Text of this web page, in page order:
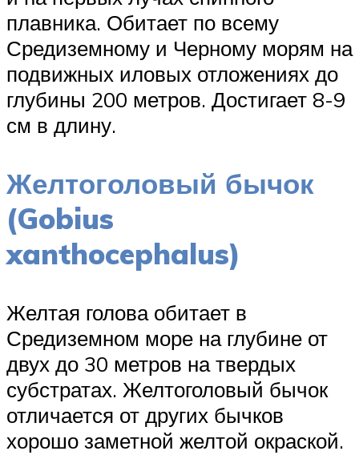
плавника. Обитает по всему
Средиземному и Черному морям на
подвижных иловых отложениях до
глубины 200 метров. Достигает 8-9
см в длину.
Желтоголовый бычок
(Gobius
xanthocephalus)
Желтая голова обитает в
Средиземном море на глубине от
двух до 30 метров на твердых
субстратах. Желтоголовый бычок
отличается от других бычков
хорошо заметной желтой окраской.